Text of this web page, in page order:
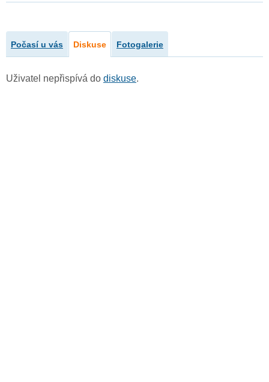
Počasí u vás Diskuse Fotogalerie
Uživatel nepřispívá do diskuse.